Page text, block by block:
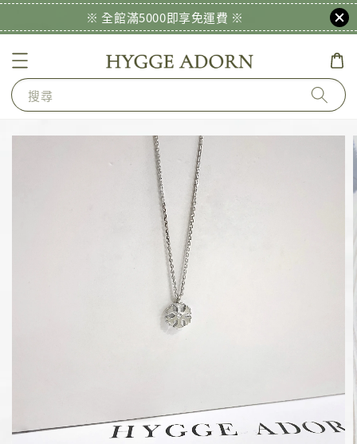
※ 全館滿5000即享免運費 ※
搜尋